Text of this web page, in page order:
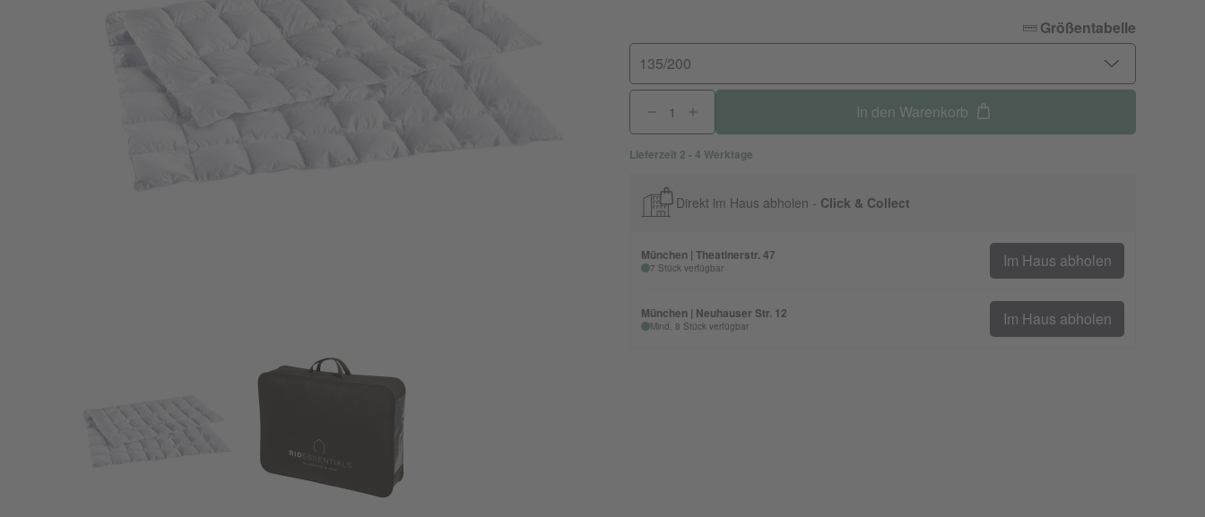
Größentabelle
135/200
In den Warenkorb
Lieferzeit 2 - 4 Werktage
Direkt im Haus abholen - Click & Collect
München | Theatinerstr. 47
7 Stück verfügbar Im Haus abholen
München | Neuhauser Str. 12
Mind. 8 Stück verfügbar Im Haus abholen